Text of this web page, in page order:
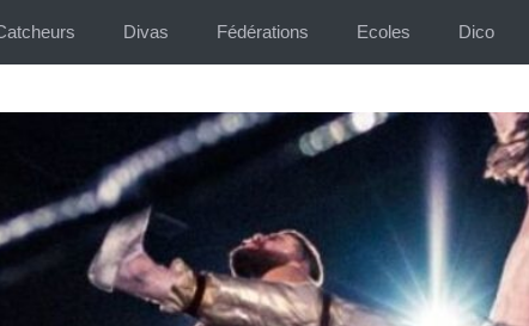
Divas Fédérations Ecoles Dico